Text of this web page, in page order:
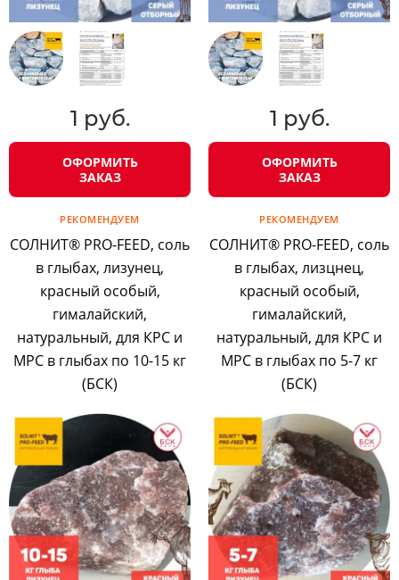
1 руб.
ОФОРМИТЬ
ЗАКАЗ
1 руб.
ОФОРМИТЬ
ЗАКАЗ
РЕКОМЕНДУЕМ
СОЛНИТ® PRO-FEED, соль
в глыбах, лизунец,
красный особый,
гималайский,
натуральный, для КРС и
МРС в глыбах по 10-15 кг
(БСК)
РЕКОМЕНДУЕМ
СОЛНИТ® PRO-FEED, соль
в глыбах, лизцнец,
красный особый,
гималайский,
натуральный, для КРС и
МРС в глыбах по 5-7 кг
(БСК)